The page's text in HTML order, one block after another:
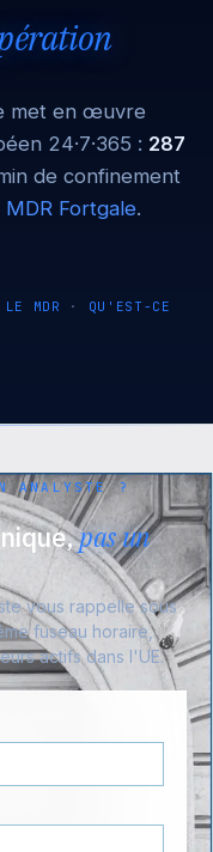
met en œuvre
24·7·365 : 287
de confinement
MDR Fortgale.
MDR · QU'EST-CE
ANALYSTE ?
pas un
vous rappelle sous
fuseau horaire,
actifs dans l'UE.